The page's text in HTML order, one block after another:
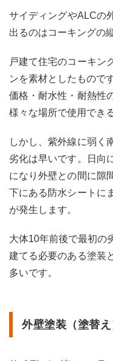
サイディングやALCの
出るのはコーキングの
戸建て住宅のコーキン
ンを素材としたものです
価格・耐水性・耐熱性
様々な場所で使用でき
しかし、紫外線に弱く
劣化は早いです。日向
になり外壁との間に隙
下にある防水シートに
が発生します。
大体10年前後で最初の
建てる必要のある塗装
多いです。
外壁塗装（塗替え